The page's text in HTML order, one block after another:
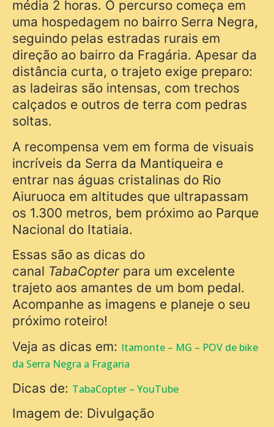
média 2 horas. O percurso começa em
uma hospedagem no bairro Serra Negra,
seguindo pelas estradas rurais em
direção ao bairro da Fragária. Apesar da
distância curta, o trajeto exige preparo:
as ladeiras são intensas, com trechos
calçados e outros de terra com pedras
soltas.
A recompensa vem em forma de visuais
incríveis da Serra da Mantiqueira e
entrar nas águas cristalinas do Rio
Aiuruoca em altitudes que ultrapassam
os 1.300 metros, bem próximo ao Parque
Nacional do Itatiaia.
Essas são as dicas do
canal TabaCopter para um excelente
trajeto aos amantes de um bom pedal.
Acompanhe as imagens e planeje o seu
próximo roteiro!
Veja as dicas em: Itamonte – MG – POV de bike
da Serra Negra a Fragaria
Dicas de: TabaCopter – YouTube
Imagem de: Divulgação